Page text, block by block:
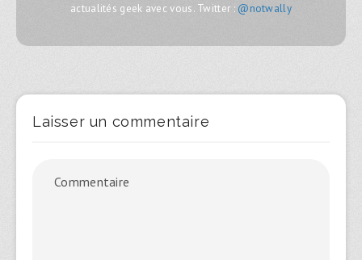
actualités geek avec vous. Twitter : @notwally
Laisser un commentaire